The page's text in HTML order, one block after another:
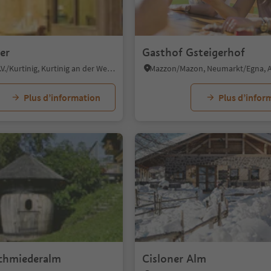
Cortina s.s.d.V./Kurtinig, Kurtinig an der Weinstraße/Cortina sulla Strada del Vino, Alto Adige Wine Road
Plus d’information
Gasthof Gsteigerhof
Plus
Cisloner Alm